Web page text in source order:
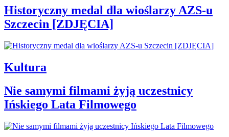
Historyczny medal dla wioślarzy AZS-u
Szczecin [ZDJĘCIA]
Kultura
Nie samymi filmami żyją uczestnicy
Ińskiego Lata Filmowego